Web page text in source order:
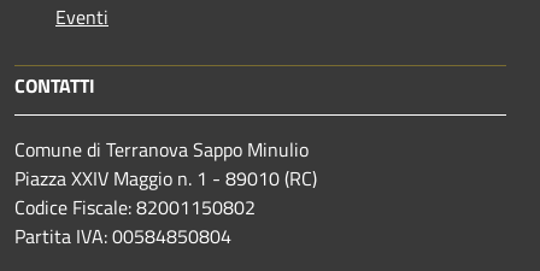
Eventi
CONTATTI
Comune di Terranova Sappo Minulio
Piazza XXIV Maggio n. 1 - 89010 (RC)
Codice Fiscale: 82001150802
Partita IVA: 00584850804